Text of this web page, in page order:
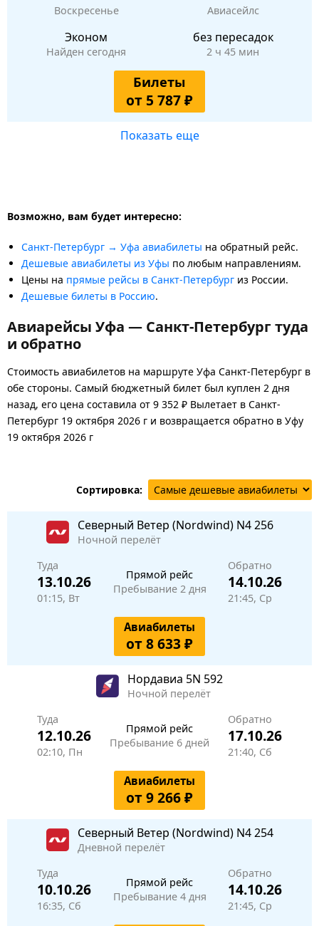
Воскресенье Авиасейлс
Эконом
Найден сегодня
без пересадок
2 ч 45 мин
Билеты
от 5 787 ₽
Показать еще
Возможно, вам будет интересно:
Санкт-Петербург → Уфа авиабилеты на обратный рейс.
Дешевые авиабилеты из Уфы по любым направлениям.
Цены на прямые рейсы в Санкт-Петербург из России.
Дешевые билеты в Россию.
Авиарейсы Уфа — Санкт-Петербург туда
и обратно
Стоимость авиабилетов на маршруте Уфа Санкт-Петербург в
обе стороны. Самый бюджетный билет был куплен 2 дня
назад, его цена составила от 9 352 ₽ Вылетает в Санкт-
Петербург 19 октября 2026 г и возвращается обратно в Уфу
19 октября 2026 г
Сортировка:
Северный Ветер (Nordwind) N4 256
Ночной перелёт
Туда
13.10.26
01:15, Вт
Прямой рейс
Пребывание 2 дня
Обратно
14.10.26
21:45, Ср
Авиабилеты
от 8 633 ₽
Нордавиа 5N 592
Ночной перелёт
Туда
12.10.26
02:10, Пн
Прямой рейс
Пребывание 6 дней
Обратно
17.10.26
21:40, Сб
Авиабилеты
от 9 266 ₽
Северный Ветер (Nordwind) N4 254
Дневной перелёт
Туда
10.10.26
16:35, Сб
Прямой рейс
Пребывание 4 дня
Обратно
14.10.26
21:45, Ср